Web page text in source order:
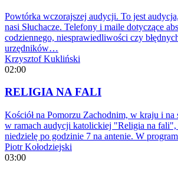
Powtórka wczorajszej audycji. To jest
nasi Słuchacze. Telefony i maile dotyczące
codziennego, niesprawiedliwości czy
urzędników…
Krzysztof Kukliński
02:00
RELIGIA NA FALI
Kościół na Pomorzu Zachodnim, w kraju i
w ramach audycji katolickiej "Religia na fali",
niedzielę po godzinie 7 na antenie. W
Piotr Kołodziejski
03:00